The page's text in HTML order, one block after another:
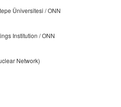
Üniversitesi / ONN
Institution / ONN
Network)